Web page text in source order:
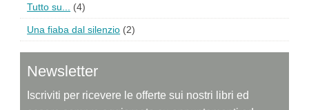
Tutto su... (4)
Una fiaba dal silenzio (2)
Newsletter
Iscriviti per ricevere le offerte sui nostri libri ed